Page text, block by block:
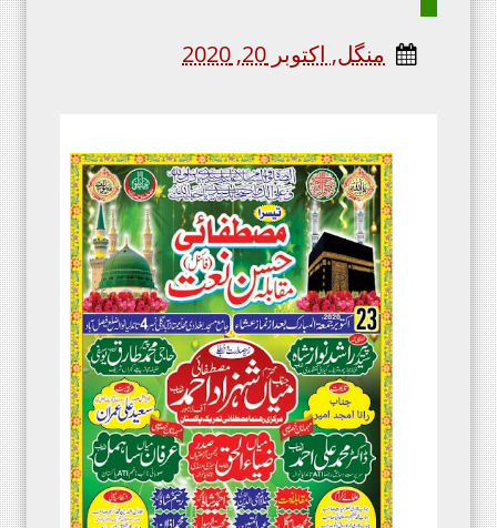
منگل, اکتوبر 20, 2020